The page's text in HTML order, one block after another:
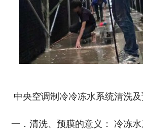
中央空调制冷冷冻水系统清洗
一．清洗、预膜的意义： 冷冻